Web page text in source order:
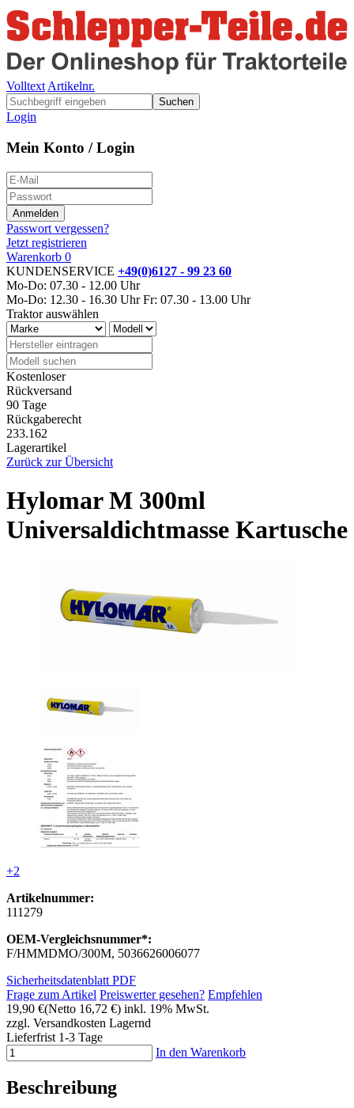
Volltext Artikelnr.
Suchen
Login
Mein Konto / Login
Passwort vergessen?
Jetzt registrieren
Warenkorb 0
KUNDENSERVICE +49(0)6127 - 99 23 60
Mo-Do: 07.30 - 12.00 Uhr
Mo-Do: 12.30 - 16.30 Uhr Fr: 07.30 - 13.00 Uhr
Traktor auswählen
Kostenloser
Rückversand
90 Tage
Rückgaberecht
233.162
Lagerartikel
Zurück zur Übersicht
Hylomar M 300ml
Universaldichtmasse Kartusche
+2
Artikelnummer:
111279
OEM-Vergleichsnummer*:
F/HMMDMO/300M, 5036626006077
Sicherheitsdatenblatt PDF
Frage zum Artikel Preiswerter gesehen? Empfehlen
19,90 €(Netto 16,72 €) inkl. 19% MwSt.
zzgl. Versandkosten Lagernd
Lieferfrist 1-3 Tage
In den Warenkorb
Beschreibung